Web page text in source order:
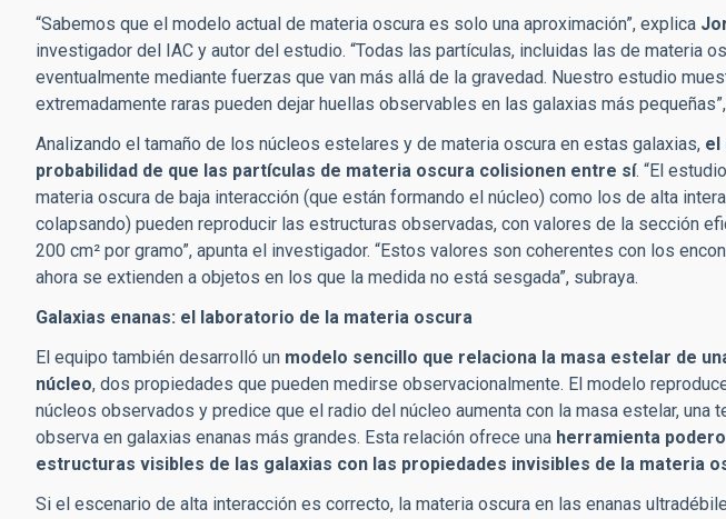
“Sabemos que el modelo actual de materia oscura es solo una aproximación”, explica
investigador del IAC y autor del estudio. “Todas las partículas, incluidas las de materia
eventualmente mediante fuerzas que van más allá de la gravedad. Nuestro estudio
extremadamente raras pueden dejar huellas observables en las galaxias más
Analizando el tamaño de los núcleos estelares y de materia oscura en estas galaxias, el
probabilidad de que las partículas de materia oscura colisionen entre sí. “El
materia oscura de baja interacción (que están formando el núcleo) como los de alta
colapsando) pueden reproducir las estructuras observadas, con valores de la sección
200 cm² por gramo”, apunta el investigador. “Estos valores son coherentes con los
ahora se extienden a objetos en los que la medida no está sesgada”, subraya.
Galaxias enanas: el laboratorio de la materia oscura
El equipo también desarrolló un modelo sencillo que relaciona la masa estelar de
núcleo, dos propiedades que pueden medirse observacionalmente. El modelo
núcleos observados y predice que el radio del núcleo aumenta con la masa estelar, una
observa en galaxias enanas más grandes. Esta relación ofrece una herramienta
estructuras visibles de las galaxias con las propiedades invisibles de la materia
Si el escenario de alta interacción es correcto, la materia oscura en las enanas